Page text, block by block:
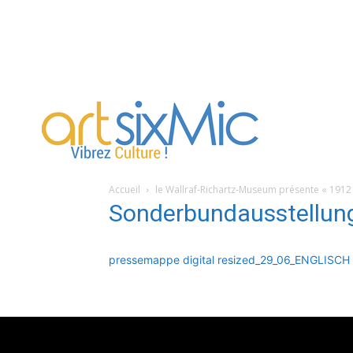
artsixMic
Accueil le Wallraf-Richartz-Museum présente « 1912
pressemappe digital resized_29_06_ENGLISCH